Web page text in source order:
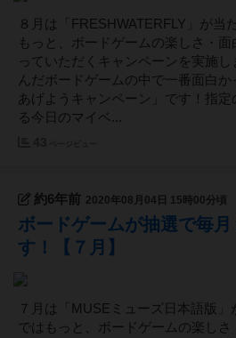
８月は「FRESHWATERFLY」が当
もっと、ボードゲームの楽しさ・
っていただくキャンペーンを実施
んだボードゲームの中で一番面白
あげようキャンペーン」です！指
る今日のマイベ...
約6年前 2020年08月04日 15時00分頃
ボードゲームが抽選で毎
す！【７月】
７月は「MUSEミューズ日本語版
ではもっと、ボードゲームの楽しさ